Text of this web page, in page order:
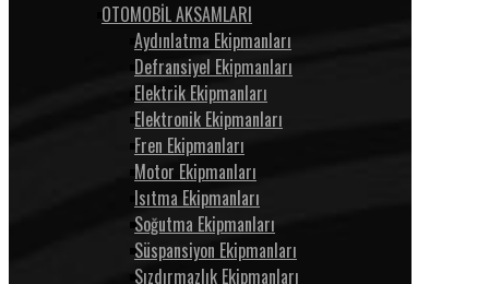
OTOMOBİL AKSAMLARI
Aydınlatma Ekipmanları
Defransiyel Ekipmanları
Elektrik Ekipmanları
Elektronik Ekipmanları
Fren Ekipmanları
Motor Ekipmanları
Isıtma Ekipmanları
Soğutma Ekipmanları
Süspansiyon Ekipmanları
Sızdırmazlık Ekipmanları